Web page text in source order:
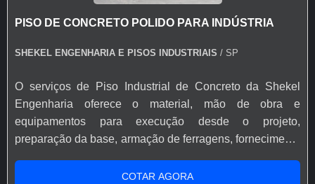
e pintura de Pisos Industriais, como Polimento,
parte do nosso rol de atividades, a execução das juntas
do piso e lábios poliméricos são de extrema importância
em projetos de Pisos industrias com alta capacidade de
PISO DE CONCRETO POLIDO PARA INDÚSTRIA
SHEKEL ENGENHARIA E PISOS INDUSTRIAIS / SP
O serviços de Piso Industrial de Concreto da Shekel
Engenharia oferece o material, mão de obra e
equipamentos para execução desde o projeto,
preparação da base, armação de ferragens, fornecimento
nivelamento, acabamento (polido, float, vassourado,
COTAR AGORA